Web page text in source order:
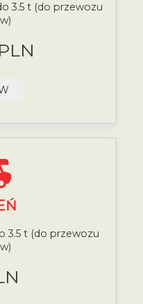
3.5 t (do przewozu
3.5 t (do przewozu